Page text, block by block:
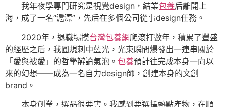
我年夜學專門研究是視覺design，結業包養后離開上
海，成了一名“滬漂”，先后在多個公司從事design任務。
2020年，退職場摸台灣包養網爬滾打數年，積累了豐盛
的經歷之后，我圓規刺中藍光，光束瞬間爆發出一連串關於
「愛與被愛」的哲學辯論氣泡。 包養預計往完成本身一向以
來的幻想——成為一名自力design師，創建本身的文創
brand。
本身創業，選品很要害。我感到要選擇熱點產物，在順